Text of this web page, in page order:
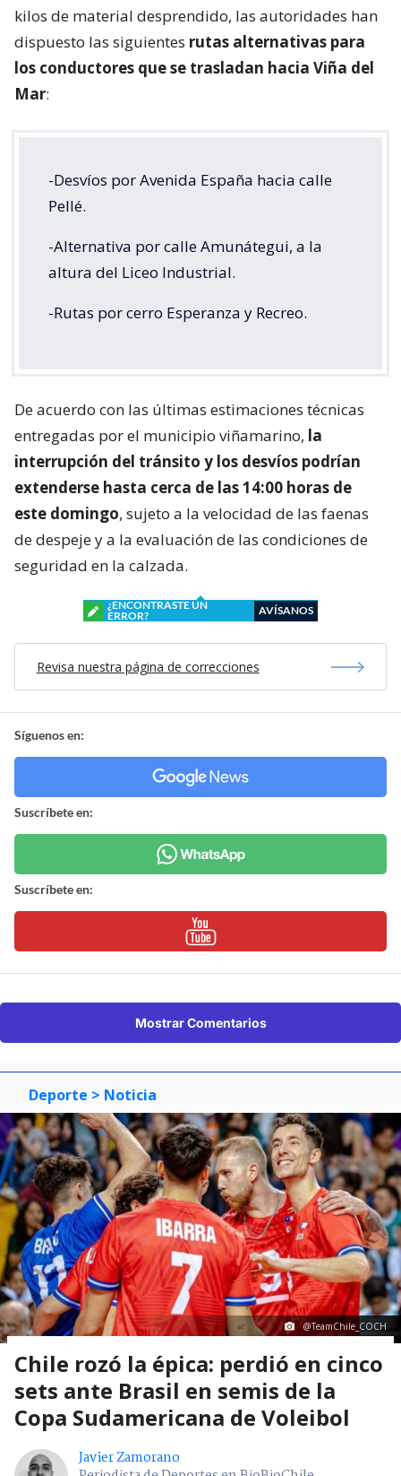
kilos de material desprendido, las autoridades han
dispuesto las siguientes rutas alternativas para
los conductores que se trasladan hacia Viña del
Mar:
-Desvíos por Avenida España hacia calle
Pellé.
-Alternativa por calle Amunátegui, a la
altura del Liceo Industrial.
-Rutas por cerro Esperanza y Recreo.
De acuerdo con las últimas estimaciones técnicas
entregadas por el municipio viñamarino, la
interrupción del tránsito y los desvíos podrían
extenderse hasta cerca de las 14:00 horas de
este domingo, sujeto a la velocidad de las faenas
de despeje y a la evaluación de las condiciones de
seguridad en la calzada.
¿ENCONTRASTE UN
ERROR?
AVÍSANOS
Revisa nuestra página de correcciones
Síguenos en:
Suscríbete en:
Suscríbete en:
Mostrar Comentarios
Deporte > Noticia
@TeamChile_COCH
Chile rozó la épica: perdió en cinco
sets ante Brasil en semis de la
Copa Sudamericana de Voleibol
Javier Zamorano